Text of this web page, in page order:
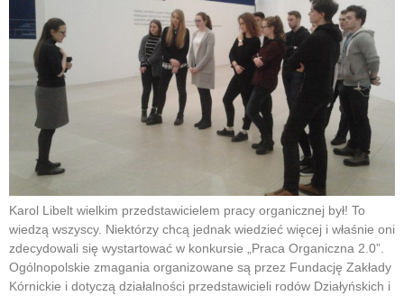
Karol Libelt wielkim przedstawicielem pracy organicznej był! To
wiedzą wszyscy. Niektórzy chcą jednak wiedzieć więcej i właśnie oni
zdecydowali się wystartować w konkursie „Praca Organiczna 2.0”.
Ogólnopolskie zmagania organizowane są przez Fundację Zakłady
Kórnickie i dotyczą działalności przedstawicieli rodów Działyńskich i